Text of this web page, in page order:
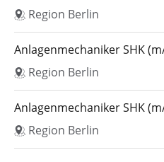
Region Berlin
Anlagenmechaniker SHK
Region Berlin
Anlagenmechaniker SHK
Region Berlin